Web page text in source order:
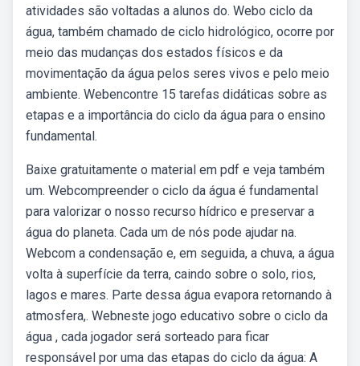
atividades são voltadas a alunos do. Webo ciclo da
água, também chamado de ciclo hidrológico, ocorre por
meio das mudanças dos estados físicos e da
movimentação da água pelos seres vivos e pelo meio
ambiente. Webencontre 15 tarefas didáticas sobre as
etapas e a importância do ciclo da água para o ensino
fundamental.
Baixe gratuitamente o material em pdf e veja também
um. Webcompreender o ciclo da água é fundamental
para valorizar o nosso recurso hídrico e preservar a
água do planeta. Cada um de nós pode ajudar na.
Webcom a condensação e, em seguida, a chuva, a água
volta à superfície da terra, caindo sobre o solo, rios,
lagos e mares. Parte dessa água evapora retornando à
atmosfera,. Webneste jogo educativo sobre o ciclo da
água , cada jogador será sorteado para ficar
responsável por uma das etapas do ciclo da água: A